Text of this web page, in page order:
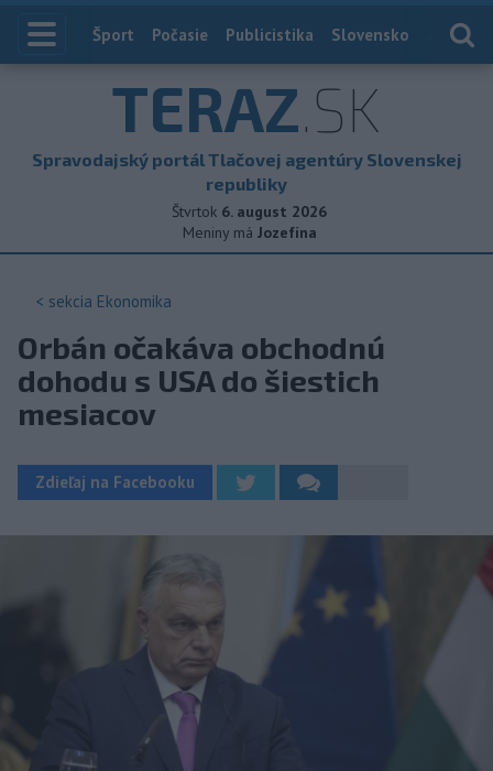
Index
Šport Počasie Publicistika Slovensko
TERAZ.SK
Spravodajský portál Tlačovej agentúry Slovenskej
republiky
Štvrtok 6. august 2026
Meniny má Jozefína
< sekcia Ekonomika
Orbán očakáva obchodnú
dohodu s USA do šiestich
mesiacov
Zdieľaj na Facebooku